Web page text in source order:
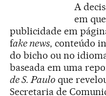
A
em
publicidade em
fake news, conteúdo
do bicho ou no
baseada em uma
de S. Pauloque
Secretaria de